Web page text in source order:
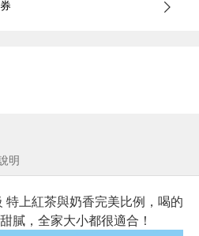
明
上紅茶與奶香完美比例，喝的
膩，全家大小都很適合！